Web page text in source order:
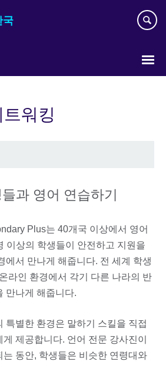
국
워킹
과 영어 연습하기
Plus는 40개국 이상에서 영어
이상의 학생들이 안전하고 지원을
에서 만나게 해줍니다. 전 세계 학생
라인 환경에서 각기 다른 나라의 반
만나게 해줍니다.
특별한 환경은 말하기 스킬을 직접
제공합니다. 언어 전문 강사진이
는 동안, 학생들은 비슷한 연령대와